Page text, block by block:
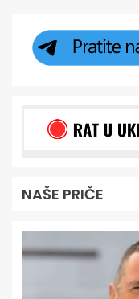
NAŠE PRIČE